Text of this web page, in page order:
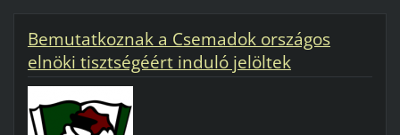
Bemutatkoznak a Csemadok országos
elnöki tisztségéért induló jelöltek